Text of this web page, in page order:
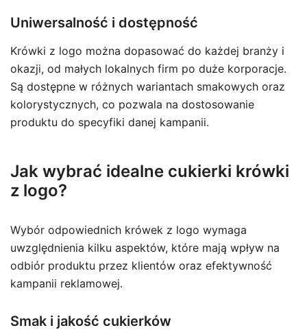
Uniwersalność i dostępność
Krówki z logo można dopasować do każdej branży i
okazji, od małych lokalnych firm po duże korporacje.
Są dostępne w różnych wariantach smakowych oraz
kolorystycznych, co pozwala na dostosowanie
produktu do specyfiki danej kampanii.
Jak wybrać idealne cukierki krówki
z logo?
Wybór odpowiednich krówek z logo wymaga
uwzględnienia kilku aspektów, które mają wpływ na
odbiór produktu przez klientów oraz efektywność
kampanii reklamowej.
Smak i jakość cukierków